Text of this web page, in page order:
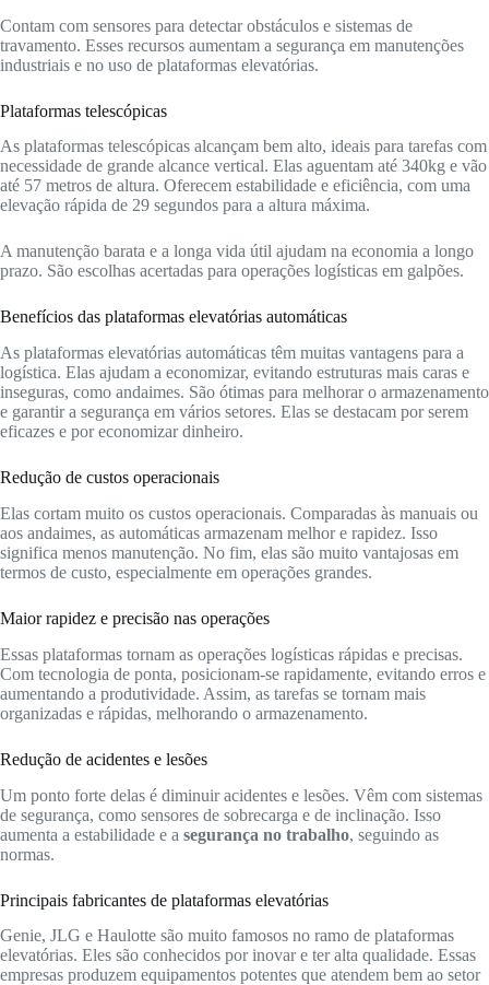
Contam com sensores para detectar obstáculos e sistemas de
travamento. Esses recursos aumentam a segurança em manutenções
industriais e no uso de plataformas elevatórias.
Plataformas telescópicas
As plataformas telescópicas alcançam bem alto, ideais para tarefas com
necessidade de grande alcance vertical. Elas aguentam até 340kg e vão
até 57 metros de altura. Oferecem estabilidade e eficiência, com uma
elevação rápida de 29 segundos para a altura máxima.
A manutenção barata e a longa vida útil ajudam na economia a longo
prazo. São escolhas acertadas para operações logísticas em galpões.
Benefícios das plataformas elevatórias automáticas
As plataformas elevatórias automáticas têm muitas vantagens para a
logística. Elas ajudam a economizar, evitando estruturas mais caras e
inseguras, como andaimes. São ótimas para melhorar o armazenamento
e garantir a segurança em vários setores. Elas se destacam por serem
eficazes e por economizar dinheiro.
Redução de custos operacionais
Elas cortam muito os custos operacionais. Comparadas às manuais ou
aos andaimes, as automáticas armazenam melhor e rapidez. Isso
significa menos manutenção. No fim, elas são muito vantajosas em
termos de custo, especialmente em operações grandes.
Maior rapidez e precisão nas operações
Essas plataformas tornam as operações logísticas rápidas e precisas.
Com tecnologia de ponta, posicionam-se rapidamente, evitando erros e
aumentando a produtividade. Assim, as tarefas se tornam mais
organizadas e rápidas, melhorando o armazenamento.
Redução de acidentes e lesões
Um ponto forte delas é diminuir acidentes e lesões. Vêm com sistemas
de segurança, como sensores de sobrecarga e de inclinação. Isso
aumenta a estabilidade e a segurança no trabalho, seguindo as
normas.
Principais fabricantes de plataformas elevatórias
Genie, JLG e Haulotte são muito famosos no ramo de plataformas
elevatórias. Eles são conhecidos por inovar e ter alta qualidade. Essas
empresas produzem equipamentos potentes que atendem bem ao setor